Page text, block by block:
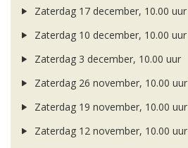
Zaterdag 17 december, 10.00 uur
Zaterdag 10 december, 10.00 uur
Zaterdag 3 december, 10.00 uur
Zaterdag 26 november, 10.00 uur
Zaterdag 19 november, 10.00 uur
Zaterdag 12 november, 10.00 uur